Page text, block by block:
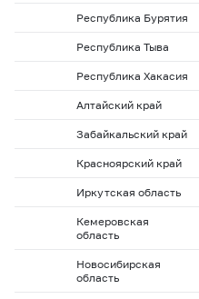
Республика Бурятия
Республика Тыва
Республика Хакасия
Алтайский край
Забайкальский край
Красноярский край
Иркутская область
Кемеровская
область
Новосибирская
область